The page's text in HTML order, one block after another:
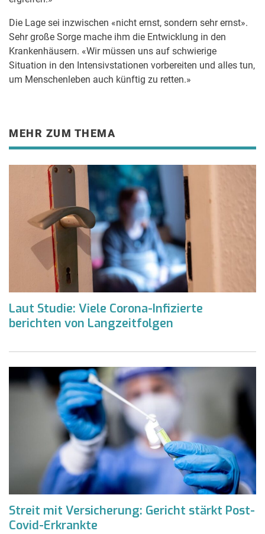
Die Lage sei inzwischen «nicht ernst, sondern sehr ernst».
Sehr große Sorge mache ihm die Entwicklung in den
Krankenhäusern. «Wir müssen uns auf schwierige
Situation in den Intensivstationen vorbereiten und alles tun,
um Menschenleben auch künftig zu retten.»
MEHR ZUM THEMA
Laut Studie: Viele Corona-Infizierte
berichten von Langzeitfolgen
Streit mit Versicherung: Gericht stärkt Post-
Covid-Erkrankte